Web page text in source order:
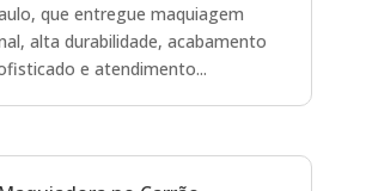
que entregue maquiagem
alta durabilidade, acabamento
e atendimento...